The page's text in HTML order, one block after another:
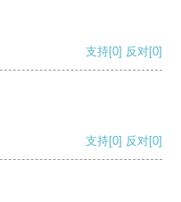
支持[0] 反对[0]
支持[0] 反对[0]